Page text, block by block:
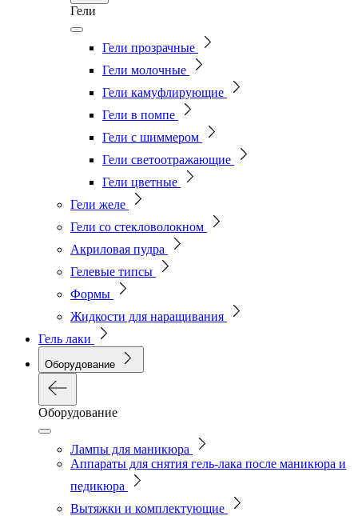
Гели
Гели прозрачные
Гели молочные
Гели камуфлирующие
Гели в помпе
Гели с шиммером
Гели светоотражающие
Гели цветные
Гели желе
Гели со стекловолокном
Акриловая пудра
Гелевые типсы
Формы
Жидкости для наращивания
Гель лаки
Оборудование
Оборудование
Лампы для маникюра
Аппараты для снятия гель-лака после маникюра и
педикюра
Вытяжки и комплектующие